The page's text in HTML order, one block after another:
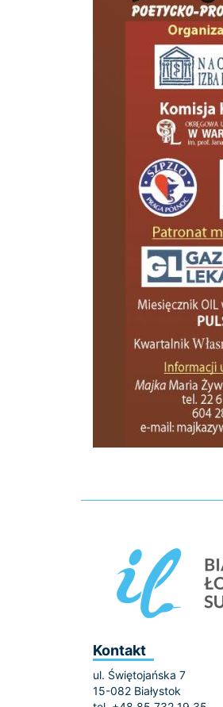
Kontakt
ul. Świętojańska 7
15-082 Białystok